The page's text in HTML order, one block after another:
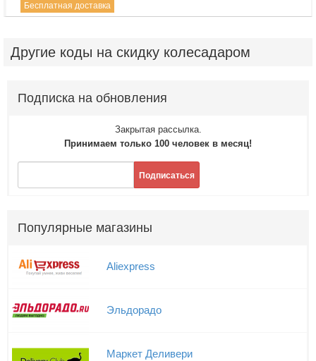
Бесплатная доставка
Другие коды на скидку колесадаром
Подписка на обновления
Закрытая рассылка.
Принимаем только 100 человек в месяц!
Подписаться
Популярные магазины
Aliexpress
Эльдорадо
Маркет Деливери